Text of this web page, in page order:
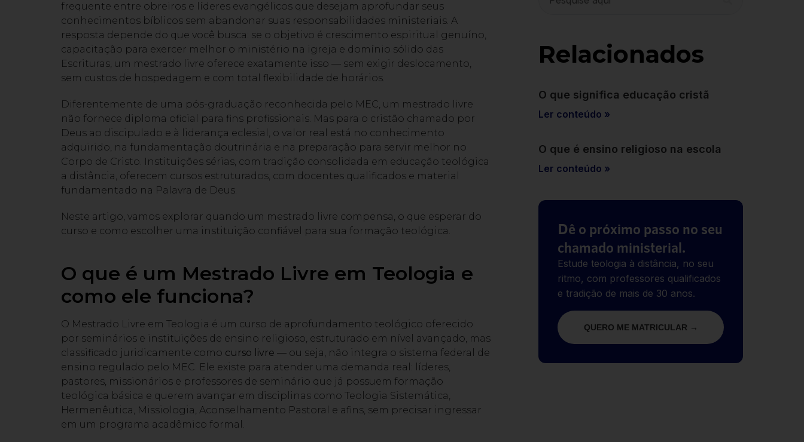
frequente entre obreiros e líderes evangélicos que desejam aprofundar seus
conhecimentos bíblicos sem abandonar suas responsabilidades ministeriais. A
resposta depende do que você busca: se o objetivo é crescimento espiritual genuíno,
capacitação para exercer melhor o ministério na igreja e domínio sólido das
Escrituras, um mestrado livre oferece exatamente isso — sem exigir deslocamento,
sem custos de hospedagem e com total flexibilidade de horários.
Diferentemente de uma pós-graduação reconhecida pelo MEC, um mestrado livre
não fornece diploma oficial para fins profissionais. Mas para o cristão chamado por
Deus ao discipulado e à liderança eclesial, o valor real está no conhecimento
adquirido, na fundamentação doutrinária e na preparação para servir melhor no
Corpo de Cristo. Instituições sérias, com tradição consolidada em educação teológica
a distância, oferecem cursos estruturados, com docentes qualificados e material
fundamentado na Palavra de Deus.
Neste artigo, vamos explorar quando um mestrado livre compensa, o que esperar do
curso e como escolher uma instituição confiável para sua formação teológica.
O que é um Mestrado Livre em Teologia e
como ele funciona?
O Mestrado Livre em Teologia é um curso de aprofundamento teológico oferecido
por seminários e instituições de ensino religioso, estruturado em nível avançado, mas
classificado juridicamente como curso livre — ou seja, não integra o sistema federal de
ensino regulado pelo MEC. Ele existe para atender uma demanda real: líderes,
pastores, missionários e professores de seminário que já possuem formação
teológica básica e querem avançar em disciplinas como Teologia Sistemática,
Hermenêutica, Missiologia, Aconselhamento Pastoral e afins, sem precisar ingressar
em um programa acadêmico formal.
Relacionados
O que significa educação cristã
Ler conteúdo »
O que é ensino religioso na escola
Ler conteúdo »
Dê o próximo passo no seu
chamado ministerial.
Estude teologia à distância, no seu
ritmo, com professores qualificados
e tradição de mais de 30 anos.
QUERO ME MATRICULAR →